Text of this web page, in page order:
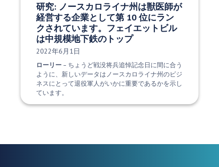
研究: ノースカロライナ州は獣医師が
経営する企業として第 10 位にラン
クされています。フェイエットビル
は中規模地下鉄のトップ
発行日:
2022年6月1日
ローリー – ちょうど戦没将兵追悼記念日に間に合う
ように、新しいデータはノースカロライナ州のビジ
ネスにとって退役軍人がいかに重要であるかを示し
ています。